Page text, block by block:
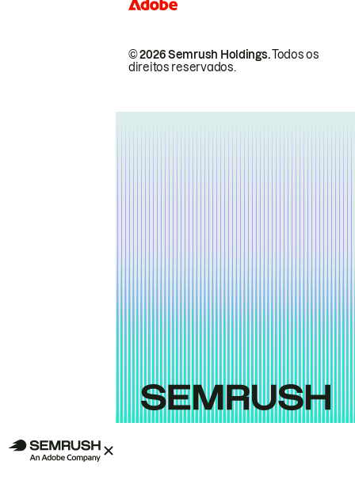
© 2026 Semrush Holdings.Todos os
direitos reservados.